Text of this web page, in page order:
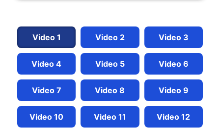
Video 1 Video 2 Video 3
Video 4 Video 5 Video 6
Video 7 Video 8 Video 9
Video 10 Video 11 Video 12